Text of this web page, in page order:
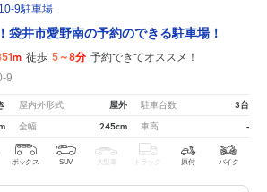
9駐車場
袋井市愛野南の予約のできる駐車場！
徒歩 5～8分 予約できてオススメ！
9
屋内外形式 屋外 駐車台数 3台
全幅 245cm 車高 -
ボックス SUV 大型車 トラック 原付 バイク